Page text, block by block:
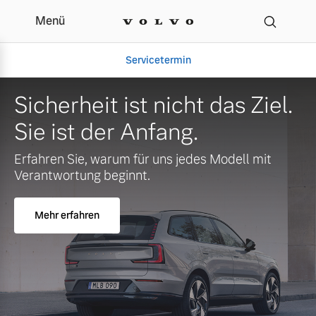
Menü
Servicetermin
Aktuelle Zubehörangebote
Volvo Gebrauchtwagenbörse
Über uns
Unser Team
Sicherheit ist nicht das Ziel.
Sie ist der Anfang.
Erfahren Sie, warum für uns jedes Modell mit
Verantwortung beginnt.
Mehr erfahren